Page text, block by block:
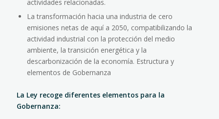
actividades relacionadas.
La transformación hacia una industria de cero
emisiones netas de aquí a 2050, compatibilizando la
actividad industrial con la protección del medio
ambiente, la transición energética y la
descarbonización de la economía. Estructura y
elementos de Gobernanza
La Ley recoge diferentes elementos para la
Gobernanza: